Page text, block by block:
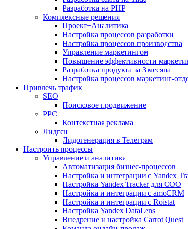
Разработка на PHP
Комплексные решения
Проект+Аналитика
Настройка процессов разработки
Настройка процессов производства
Управление маркетингом
Повышение эффективности
Разработка продукта за 3 месяца
Настройка процессов маркетинг-
Привлечь трафик
SEO
Поисковое продвижение
PPC
Контекстная реклама
Лидген
Лидогенерация в Телеграм
Настроить процессы
Управление и аналитика
Автоматизация бизнес-процессов
Настройка и интеграции с Yandex
Настройка Yandex Tracker для СОО
Настройка и интеграции с amoCRM
Настройка и интеграции с Roistat
Настройка Yandex DataLens
Внедрение и настройка Carrot Quest